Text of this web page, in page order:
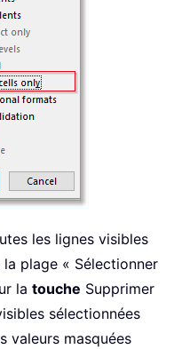
les lignes visibles
plage « Sélectionner
la touche Supprimer
sélectionnées
valeurs masquées